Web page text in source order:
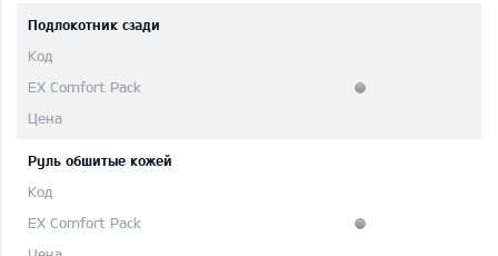
Подлокотник сзади
Руль обшитые кожей